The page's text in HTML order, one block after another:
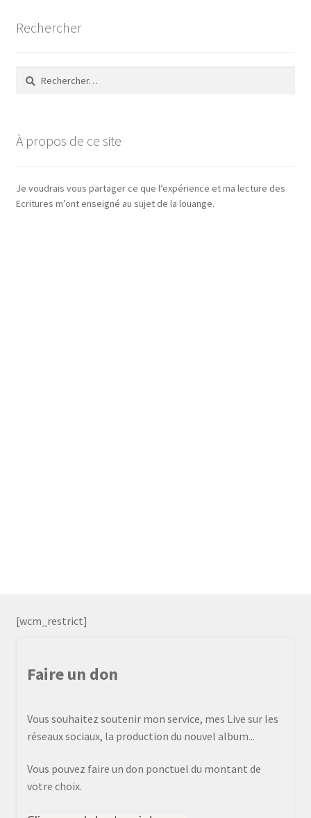
Rechercher
Rechercher :
À propos de ce site
Je voudrais vous partager ce que l’expérience et ma lecture des
Ecritures m’ont enseigné au sujet de la louange.
[wcm_restrict]
Faire un don
Vous souhaitez soutenir mon service, mes Live sur les
réseaux sociaux, la production du nouvel album...
Vous pouvez faire un don ponctuel du montant de
votre choix.